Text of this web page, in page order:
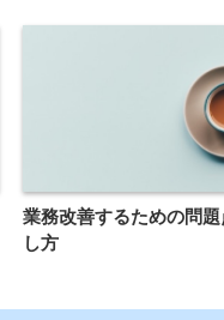
業務改善するための問
し方